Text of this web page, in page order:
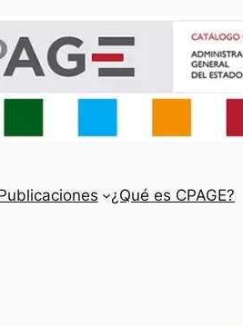
¿Qué es CPAGE?